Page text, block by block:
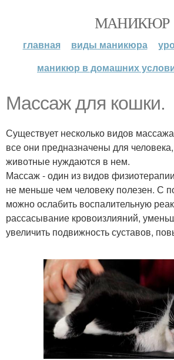
МАНИКЮР
главная виды маникюра
маникюр в домашних
Массаж для кошки.
Существует несколько видов
все они предназначены для
животные нуждаются в нем.
Массаж - один из видов
не меньше чем человеку полезен. С
можно ослабить воспалительную
рассасывание кровоизлияний,
увеличить подвижность суставов,